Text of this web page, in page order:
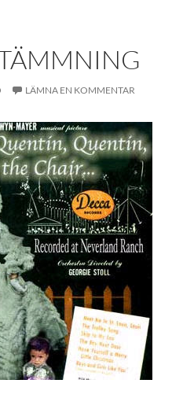
LÄMNA EN KOMMENTAR